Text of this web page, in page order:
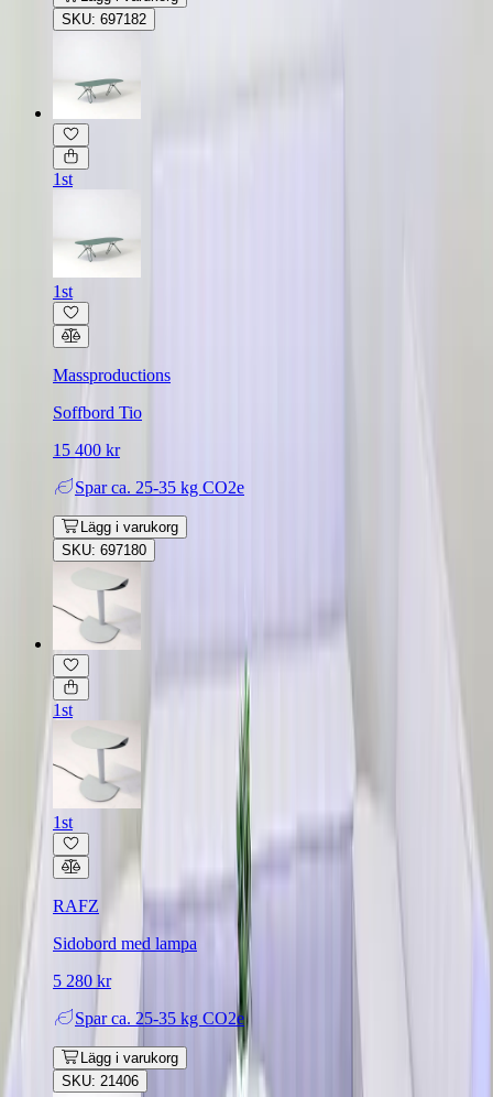
SKU: 697182
1st
1st
Massproductions
Soffbord Tio
15 400 kr
Spar ca. 25-35 kg CO2e
Lägg i varukorg
SKU: 697180
1st
1st
RAFZ
Sidobord med lampa
5 280 kr
Spar ca. 25-35 kg CO2e
Lägg i varukorg
SKU: 21406